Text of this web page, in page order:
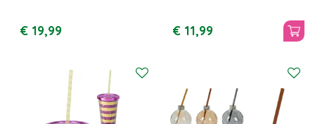
€ 19,99 € 11,99